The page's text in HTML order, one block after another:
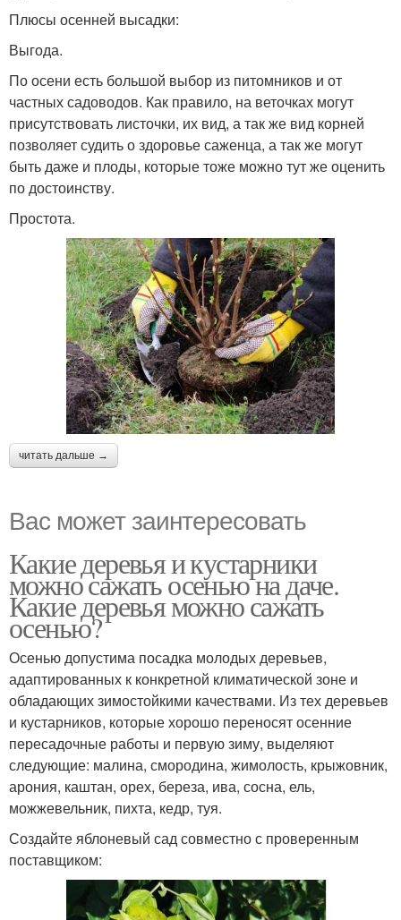
Плюсы осенней высадки:
Выгода.
По осени есть большой выбор из питомников и от
частных садоводов. Как правило, на веточках могут
присутствовать листочки, их вид, а так же вид корней
позволяет судить о здоровье саженца, а так же могут
быть даже и плоды, которые тоже можно тут же оценить
по достоинству.
Простота.
читать дальше →
Вас может заинтересовать
Какие деревья и кустарники
можно сажать осенью на даче.
Какие деревья можно сажать
осенью?
Осенью допустима посадка молодых деревьев,
адаптированных к конкретной климатической зоне и
обладающих зимостойкими качествами. Из тех деревьев
и кустарников, которые хорошо переносят осенние
пересадочные работы и первую зиму, выделяют
следующие: малина, смородина, жимолость, крыжовник,
арония, каштан, орех, береза, ива, сосна, ель,
можжевельник, пихта, кедр, туя.
Создайте яблоневый сад совместно с проверенным
поставщиком: